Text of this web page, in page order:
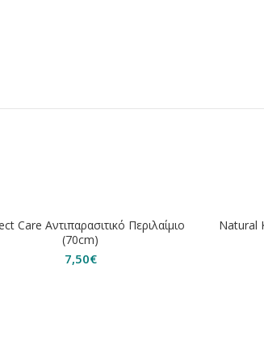
Care Αντιπαρασιτικό Περιλαίμιο
(70cm)
7,50€
Natural